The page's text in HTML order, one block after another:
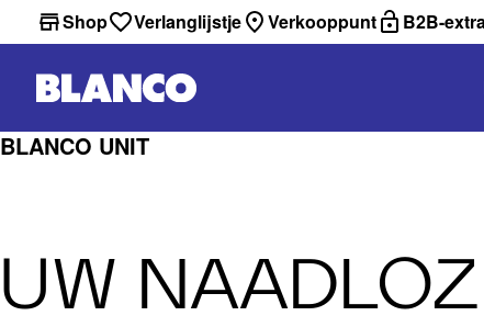
Shop Verlanglijstje Verkooppunt B2B-
BLANCO UNIT
UW